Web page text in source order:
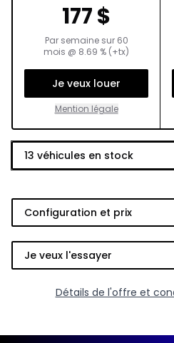
177$
Par semaine sur 60
mois @ 8.69 % (+tx)
Je veux louer
Mention légale
13 véhicules en stock
Configuration et prix
Je veux l'essayer
Détails de l'offre et